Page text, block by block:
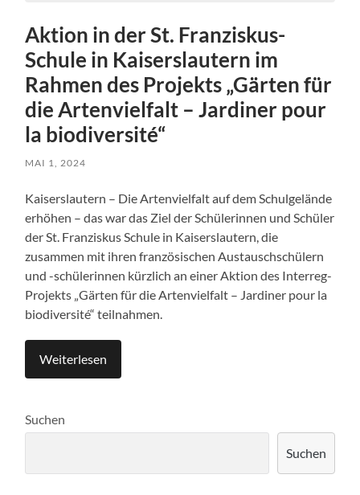
Aktion in der St. Franziskus-
Schule in Kaiserslautern im
Rahmen des Projekts „Gärten für
die Artenvielfalt – Jardiner pour
la biodiversité“
MAI 1, 2024
Kaiserslautern – Die Artenvielfalt auf dem Schulgelände
erhöhen – das war das Ziel der Schülerinnen und Schüler
der St. Franziskus Schule in Kaiserslautern, die
zusammen mit ihren französischen Austauschschülern
und -schülerinnen kürzlich an einer Aktion des Interreg-
Projekts „Gärten für die Artenvielfalt – Jardiner pour la
biodiversité“ teilnahmen.
Weiterlesen
Suchen
Suchen